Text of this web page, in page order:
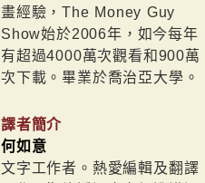
畫經驗，The Money Guy
Show始於2006年，如今每年
有超過4000萬次觀看和900萬
次下載。畢業於喬治亞大學。
譯者簡介
何如意
文字工作者。熱愛編輯及翻譯